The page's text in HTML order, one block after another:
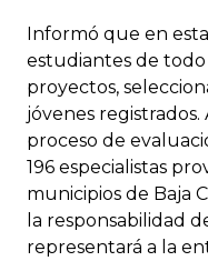
Informó que en
estudiantes de
proyectos,
jóvenes registrados.
proceso de
196 especialistas
municipios de Baja
la responsabilidad
representará a la